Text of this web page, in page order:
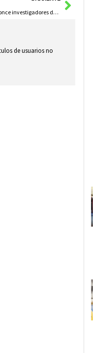
Herencianos en el III Encuentro Cervantino que junto once investigadores de la región
de usuarios no